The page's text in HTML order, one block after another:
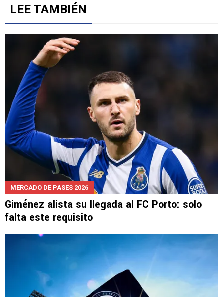
LEE TAMBIÉN
MERCADO DE PASES 2026
Giménez alista su llegada al FC Porto: solo
falta este requisito